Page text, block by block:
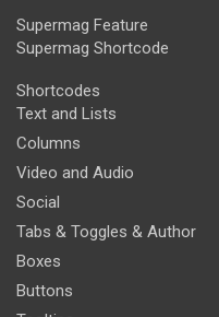
Supermag Feature
Supermag Shortcode
Shortcodes
Text and Lists
Columns
Video and Audio
Social
Tabs & Toggles & Author
Boxes
Buttons